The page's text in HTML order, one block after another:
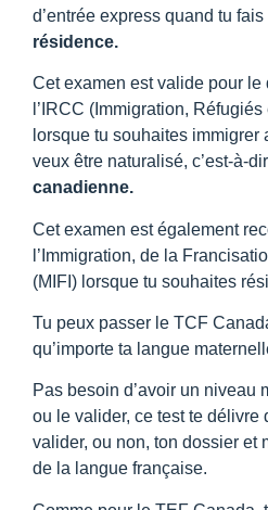
d’entrée express quand tu fais
résidence.
Cet examen est valide pour
l’IRCC (Immigration,
lorsque tu souhaites immigrer
veux être naturalisé, c’est-à-
canadienne.
Cet examen est également
l’Immigration, de la
(MIFI) lorsque tu souhaites
Tu peux passer le TCF
qu’importe ta langue
Pas besoin d’avoir un niveau
ou le valider, ce test te délivre
valider, ou non, ton dossier et
de la langue française.